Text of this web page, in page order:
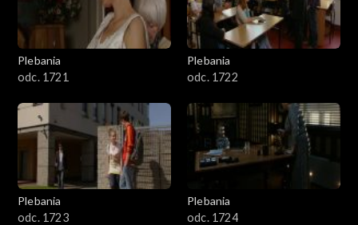
Plebania
odc. 1721
Plebania
odc. 1722
Plebania
odc. 1723
Plebania
odc. 1724